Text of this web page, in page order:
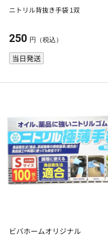
ニトリル背抜き手袋 1双
250 円（税込）
当日発送
ビバホームオリジナル